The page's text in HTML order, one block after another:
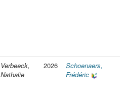
Verbeeck,
Nathalie
2026
Schoenaers,
Frédéric